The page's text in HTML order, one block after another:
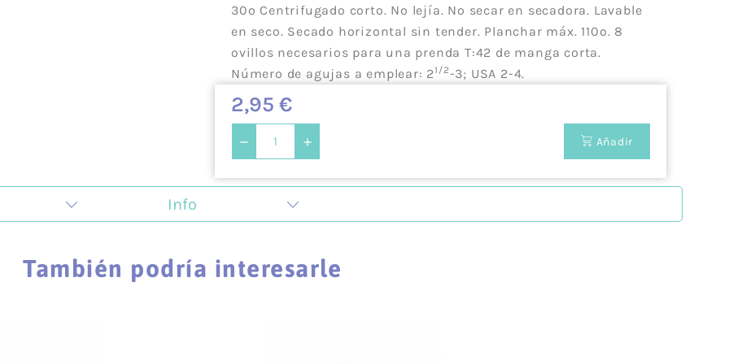
30º Centrifugado corto. No lejía. No secar en secadora. Lavable
en seco. Secado horizontal sin tender. Planchar máx. 110º. 8
ovillos necesarios para una prenda T:42 de manga corta.
Número de agujas a emplear: 21/2-3; USA 2-4.
2,95 €
Añadir
Info
animamos a los hombres a que descubran su lado más creativo y se atrevan a personalizar sus
También podría interesarle